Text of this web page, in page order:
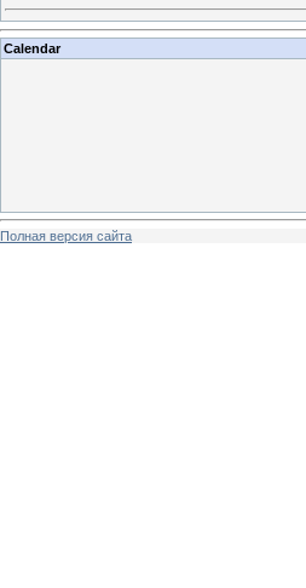
Calendar
Полная версия сайта